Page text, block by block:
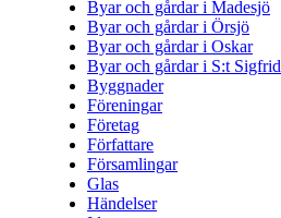
Byar och gårdar i Madesjö
Byar och gårdar i Örsjö
Byar och gårdar i Oskar
Byar och gårdar i S:t Sigfrid
Byggnader
Föreningar
Företag
Författare
Församlingar
Glas
Händelser